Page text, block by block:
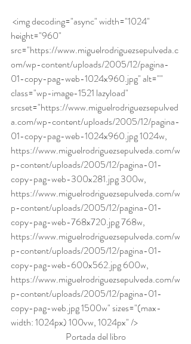
height="960"
src="https://www.miguelrodriguezsepulveda.c
om/wp-content/uploads/2005/12/pagina-
01-copy-pag-web-1024x960.jpg" alt=""
class="wp-image-1521 lazyload"
srcset="https://www.miguelrodriguezsepulved
a.com/wp-content/uploads/2005/12/pagina-
01-copy-pag-web-1024x960.jpg 1024w,
https://www.miguelrodriguezsepulveda.com/w
p-content/uploads/2005/12/pagina-01-
copy-pag-web-300x281.jpg 300w,
https://www.miguelrodriguezsepulveda.com/w
p-content/uploads/2005/12/pagina-01-
copy-pag-web-768x720.jpg 768w,
https://www.miguelrodriguezsepulveda.com/w
p-content/uploads/2005/12/pagina-01-
copy-pag-web-600x562.jpg 600w,
https://www.miguelrodriguezsepulveda.com/w
p-content/uploads/2005/12/pagina-01-
copy-pag-web.jpg 1500w" sizes="(max-
width: 1024px) 100vw, 1024px" />
Portada del libro